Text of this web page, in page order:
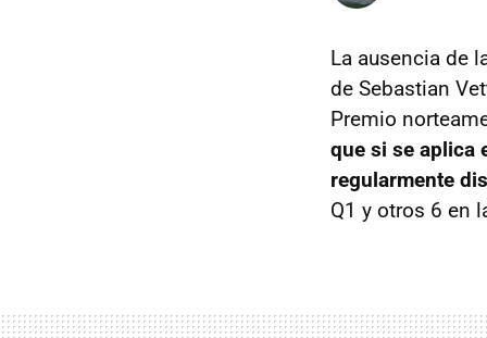
La ausencia de
de Sebastian
Premio
que si se aplica
regularmente
Q1 y otros 6 en